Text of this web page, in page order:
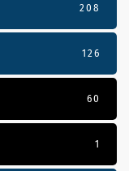
208
126
60
1